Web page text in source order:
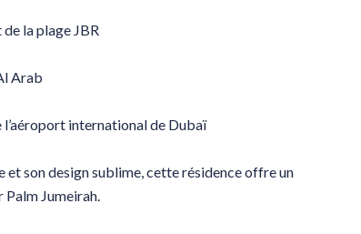
la plage JBR
Arab
international de Dubaï
et son design sublime, cette résidence offre un
Palm Jumeirah.